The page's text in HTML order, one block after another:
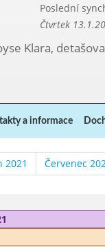
Poslední
Čtvrtek
Klara,
a informace
2021 Červenec